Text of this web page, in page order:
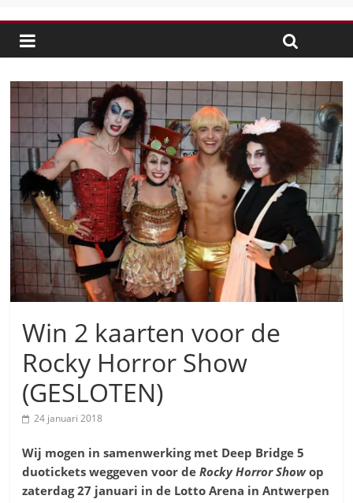
Win 2 kaarten voor de
Rocky Horror Show
(GESLOTEN)
24 januari 2018
Wij mogen in samenwerking met Deep Bridge 5
duotickets weggeven voor deRocky Horror Show op
zaterdag 27 januari in de Lotto Arena in Antwerpen